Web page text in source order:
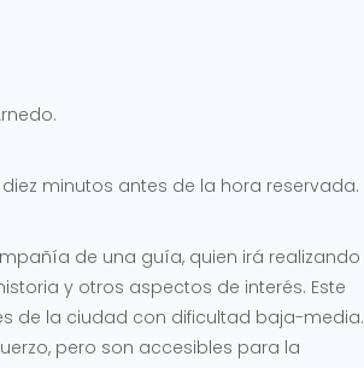
minutos antes de la hora reservada.
de una guía, quien irá realizando
y otros aspectos de interés. Este
de la ciudad con dificultad baja-media.
pero son accesibles para la